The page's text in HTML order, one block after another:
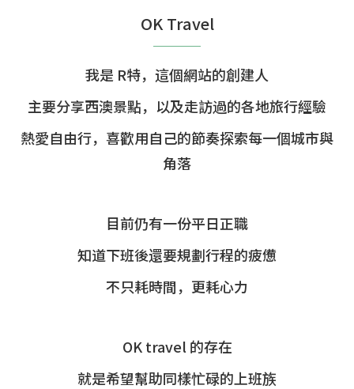
OK Travel
我是 R特，這個網站的創建人
主要分享西澳景點，以及走訪過的各地旅行經驗
熱愛自由行，喜歡用自己的節奏探索每一個城市與
角落
目前仍有一份平日正職
知道下班後還要規劃行程的疲憊
不只耗時間，更耗心力
OK travel 的存在
就是希望幫助同樣忙碌的上班族